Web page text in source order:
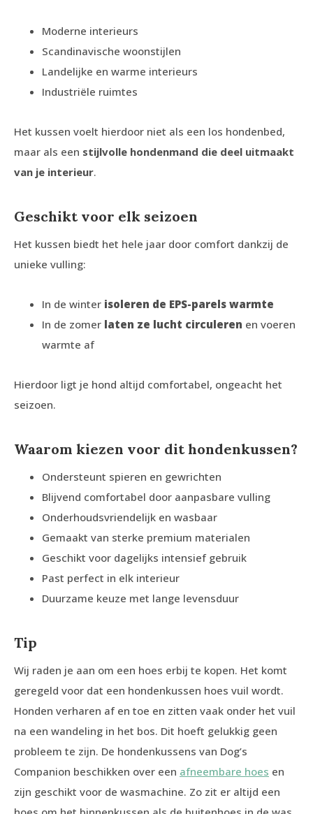
Moderne interieurs
Scandinavische woonstijlen
Landelijke en warme interieurs
Industriële ruimtes
Het kussen voelt hierdoor niet als een los hondenbed,
maar als een stijlvolle hondenmand die deel uitmaakt
van je interieur.
Geschikt voor elk seizoen
Het kussen biedt het hele jaar door comfort dankzij de
unieke vulling:
In de winter isoleren de EPS-parels warmte
In de zomer laten ze lucht circuleren en voeren
warmte af
Hierdoor ligt je hond altijd comfortabel, ongeacht het
seizoen.
Waarom kiezen voor dit hondenkussen?
Ondersteunt spieren en gewrichten
Blijvend comfortabel door aanpasbare vulling
Onderhoudsvriendelijk en wasbaar
Gemaakt van sterke premium materialen
Geschikt voor dagelijks intensief gebruik
Past perfect in elk interieur
Duurzame keuze met lange levensduur
Tip
Wij raden je aan om een hoes erbij te kopen. Het komt
geregeld voor dat een hondenkussen hoes vuil wordt.
Honden verharen af en toe en zitten vaak onder het vuil
na een wandeling in het bos. Dit hoeft gelukkig geen
probleem te zijn. De hondenkussens van Dog’s
Companion beschikken over een afneembare hoes en
zijn geschikt voor de wasmachine. Zo zit er altijd een